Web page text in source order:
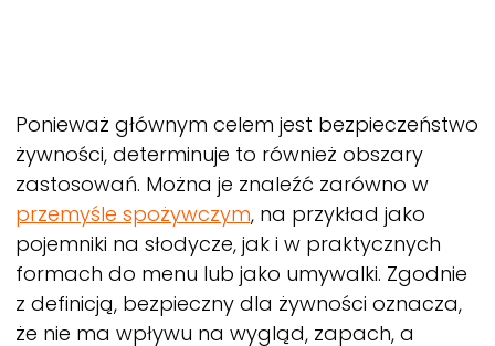
Ponieważ głównym celem jest bezpieczeństwo
żywności, determinuje to również obszary
zastosowań. Można je znaleźć zarówno w
przemyśle spożywczym, na przykład jako
pojemniki na słodycze, jak i w praktycznych
formach do menu lub jako umywalki. Zgodnie
z definicją, bezpieczny dla żywności oznacza,
że nie ma wpływu na wygląd, zapach, a